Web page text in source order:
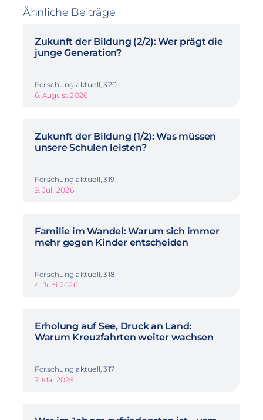
Ähnliche Beiträge
Zukunft der Bildung (2/2): Wer prägt die
junge Generation?
Forschung aktuell, 320
6. August 2026
Zukunft der Bildung (1/2): Was müssen
unsere Schulen leisten?
Forschung aktuell, 319
9. Juli 2026
Familie im Wandel: Warum sich immer
mehr gegen Kinder entscheiden
Forschung aktuell, 318
4. Juni 2026
Erholung auf See, Druck an Land:
Warum Kreuzfahrten weiter wachsen
Forschung aktuell, 317
7. Mai 2026